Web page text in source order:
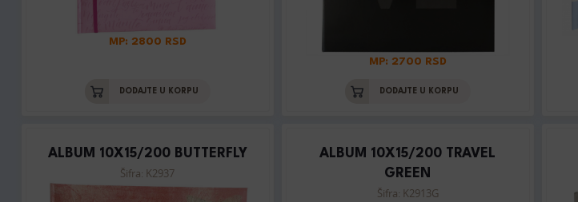
MP: 2800 RSD
DODAJTE U KORPU
MP: 2700 RSD
DODAJTE U KORPU
ALBUM 10X15/200 BUTTERFLY
Šifra: K2937
ALBUM 10X15/200 TRAVEL
GREEN
Šifra: K2913G